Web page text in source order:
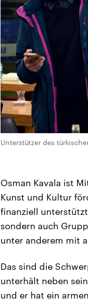
Unterstützer des
Osman Kavala ist
Kunst und Kultur
finanziell
sondern auch
unter anderem mit
Das sind die
unterhält neben
und er hat ein